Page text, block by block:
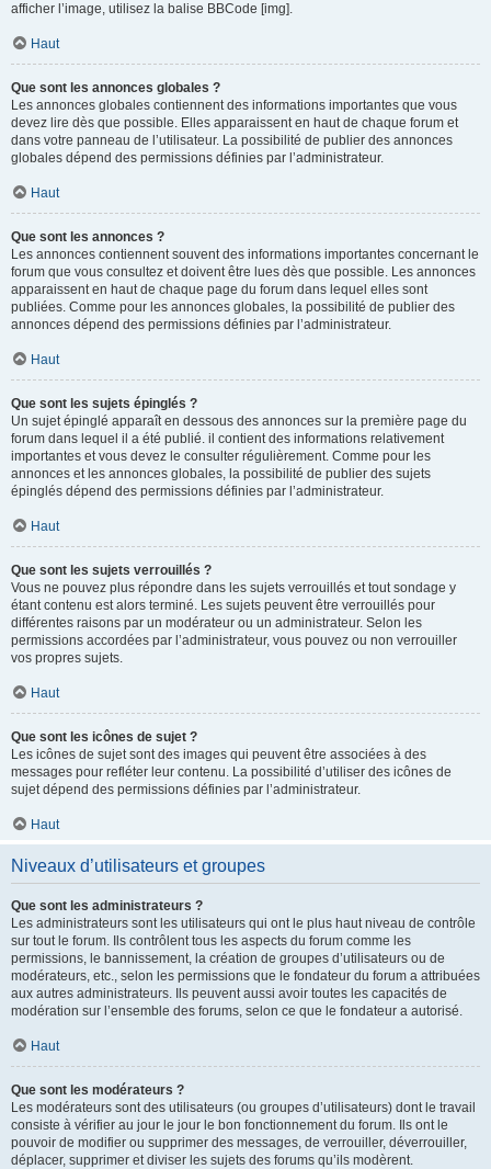
afficher l’image, utilisez la balise BBCode [img].
Haut
Que sont les annonces globales ?
Les annonces globales contiennent des informations importantes que vous
devez lire dès que possible. Elles apparaissent en haut de chaque forum et
dans votre panneau de l’utilisateur. La possibilité de publier des annonces
globales dépend des permissions définies par l’administrateur.
Haut
Que sont les annonces ?
Les annonces contiennent souvent des informations importantes concernant le
forum que vous consultez et doivent être lues dès que possible. Les annonces
apparaissent en haut de chaque page du forum dans lequel elles sont
publiées. Comme pour les annonces globales, la possibilité de publier des
annonces dépend des permissions définies par l’administrateur.
Haut
Que sont les sujets épinglés ?
Un sujet épinglé apparaît en dessous des annonces sur la première page du
forum dans lequel il a été publié. il contient des informations relativement
importantes et vous devez le consulter régulièrement. Comme pour les
annonces et les annonces globales, la possibilité de publier des sujets
épinglés dépend des permissions définies par l’administrateur.
Haut
Que sont les sujets verrouillés ?
Vous ne pouvez plus répondre dans les sujets verrouillés et tout sondage y
étant contenu est alors terminé. Les sujets peuvent être verrouillés pour
différentes raisons par un modérateur ou un administrateur. Selon les
permissions accordées par l’administrateur, vous pouvez ou non verrouiller
vos propres sujets.
Haut
Que sont les icônes de sujet ?
Les icônes de sujet sont des images qui peuvent être associées à des
messages pour refléter leur contenu. La possibilité d’utiliser des icônes de
sujet dépend des permissions définies par l’administrateur.
Haut
Niveaux d’utilisateurs et groupes
Que sont les administrateurs ?
Les administrateurs sont les utilisateurs qui ont le plus haut niveau de contrôle
sur tout le forum. Ils contrôlent tous les aspects du forum comme les
permissions, le bannissement, la création de groupes d’utilisateurs ou de
modérateurs, etc., selon les permissions que le fondateur du forum a attribuées
aux autres administrateurs. Ils peuvent aussi avoir toutes les capacités de
modération sur l’ensemble des forums, selon ce que le fondateur a autorisé.
Haut
Que sont les modérateurs ?
Les modérateurs sont des utilisateurs (ou groupes d’utilisateurs) dont le travail
consiste à vérifier au jour le jour le bon fonctionnement du forum. Ils ont le
pouvoir de modifier ou supprimer des messages, de verrouiller, déverrouiller,
déplacer, supprimer et diviser les sujets des forums qu’ils modèrent.